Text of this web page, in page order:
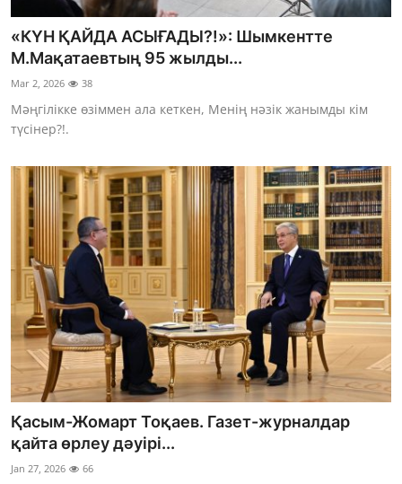
«КҮН ҚАЙДА АСЫҒАДЫ?!»: Шымкентте
М.Мақатаевтың 95 жылды...
Mar 2, 2026 38
Мәңгілікке өзіммен ала кеткен, Менің нәзік жанымды кім
түсінер?!.
Қасым-Жомарт Тоқаев. Газет-журналдар
қайта өрлеу дәуірі...
Jan 27, 2026 66